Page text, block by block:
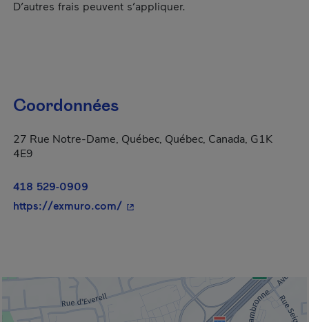
D’autres frais peuvent s’appliquer.
Coordonnées
27 Rue Notre-Dame, Québec, Québec, Canada, G1K
4E9
418 529-0909
https://exmuro.com/- Cet hyperlien s'ouvrira dans une